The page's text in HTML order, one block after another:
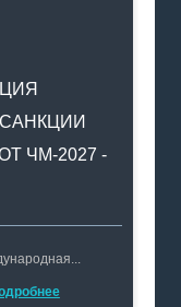
ЧМ-2027 -